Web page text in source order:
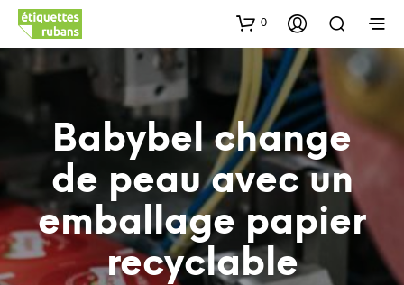
0
Babybel change
de peau avec un
emballage papier
recyclable